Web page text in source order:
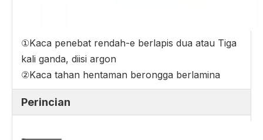
①Kaca penebat rendah-e berlapis dua atau Tiga
kali ganda, diisi argon
②Kaca tahan hentaman berongga berlamina
Perincian